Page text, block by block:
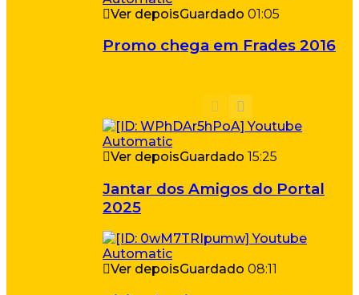
Ver depoisGuardado 01:05
Promo chega em Frades 2016
Ver depoisGuardado 15:25
Jantar dos Amigos do Portal
2025
Ver depoisGuardado 08:11